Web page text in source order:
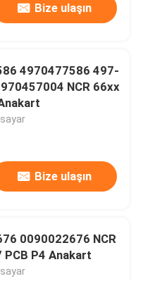
Bize ulaşın
4970477586 497-
NCR 66xx
Bize ulaşın
0090022676 NCR
P4 Anakart